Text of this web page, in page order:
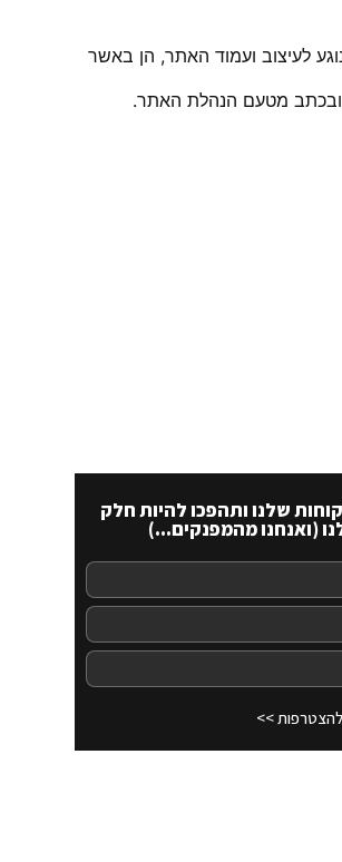
לעיצוב ועמוד האתר, הן באשר
מטעם הנהלת האתר.
שלנו ותהפכו להיות חלק
(ואנחנו מהמפנקים...)
להצטרפות >>